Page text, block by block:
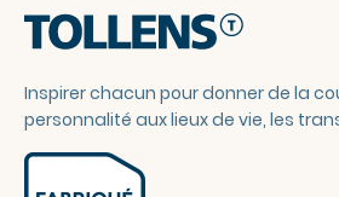
Inspirer chacun pour donner de la
personnalité aux lieux de vie, les